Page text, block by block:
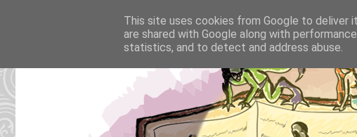
This site uses cookies from Google to deliver
are shared with Google along with
statistics, and to detect and address abuse.